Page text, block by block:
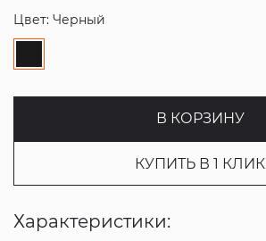
Цвет: Черный
В КОРЗИНУ
КУПИТЬ В 1 КЛИК
Характеристики: